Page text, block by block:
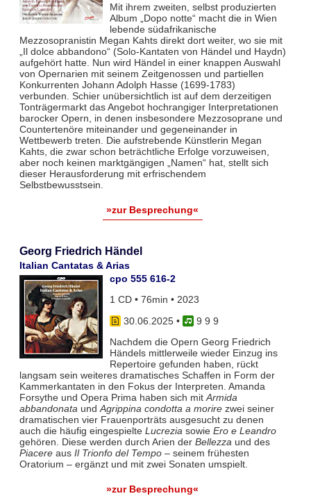
Mit ihrem zweiten, selbst produzierten
Album „Dopo notte“ macht die in Wien
lebende südafrikanische
Mezzosopranistin Megan Kahts direkt dort weiter, wo sie mit
„Il dolce abbandono“ (Solo-Kantaten von Händel und Haydn)
aufgehört hatte. Nun wird Händel in einer knappen Auswahl
von Opernarien mit seinem Zeitgenossen und partiellen
Konkurrenten Johann Adolph Hasse (1699-1783)
verbunden. Schier unübersichtlich ist auf dem derzeitigen
Tonträgermarkt das Angebot hochrangiger Interpretationen
barocker Opern, in denen insbesondere Mezzosoprane und
Countertenöre miteinander und gegeneinander in
Wettbewerb treten. Die aufstrebende Künstlerin Megan
Kahts, die zwar schon beträchtliche Erfolge vorzuweisen,
aber noch keinen marktgängigen „Namen“ hat, stellt sich
dieser Herausforderung mit erfrischendem
Selbstbewusstsein.
»zur Besprechung«
Georg Friedrich Händel
Italian Cantatas & Arias
cpo 555 616-2
1 CD • 76min • 2023
30.06.2025•
9 9 9
Nachdem die Opern Georg Friedrich
Händels mittlerweile wieder Einzug ins
Repertoire gefunden haben, rückt
langsam sein weiteres dramatisches Schaffen in Form der
Kammerkantaten in den Fokus der Interpreten. Amanda
Forsythe und Opera Prima haben sich mit Armida
abbandonata und Agrippina condotta a morirezwei seiner
dramatischen vier Frauenporträts ausgesucht zu denen
auch die häufig eingespielte Lucrezia sowie Ero e Leandro
gehören. Diese werden durch Arien der Bellezza und des
Piacereaus Il Trionfo del Tempo– seinem frühesten
Oratorium – ergänzt und mit zwei Sonaten umspielt.
»zur Besprechung«